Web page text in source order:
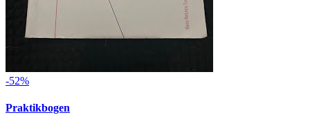
-52%
Praktikbogen